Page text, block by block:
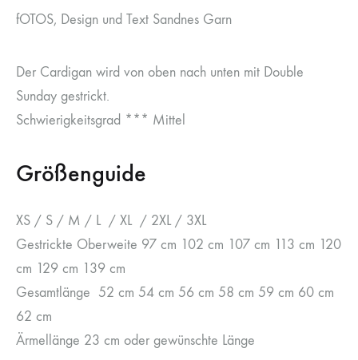
fOTOS, Design und Text Sandnes Garn
Der Cardigan wird von oben nach unten mit Double
Sunday gestrickt.
Schwierigkeitsgrad *** Mittel
Größenguide
XS / S / M / L / XL / 2XL / 3XL
Gestrickte Oberweite 97 cm 102 cm 107 cm 113 cm 120
cm 129 cm 139 cm
Gesamtlänge 52 cm 54 cm 56 cm 58 cm 59 cm 60 cm
62 cm
Ärmellänge 23 cm oder gewünschte Länge